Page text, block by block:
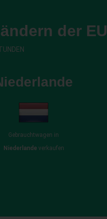
der EU
Gebrauchtwagen in
Niederlandeverkaufen